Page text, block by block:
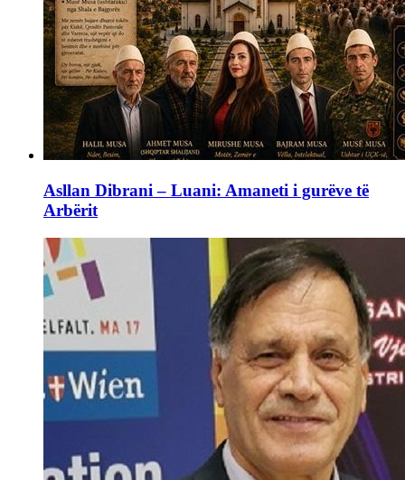
Asllan Dibrani – Luani: Amaneti i gurëve të
Arbërit